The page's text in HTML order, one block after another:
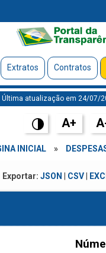
Extratos Contratos
Última atualização em 24/07/
A+
INICIAL »
Exportar: JSON CSV|